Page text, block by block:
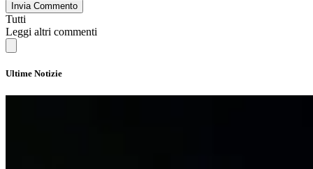
Invia Commento
Tutti
Leggi altri commenti
Ultime Notizie